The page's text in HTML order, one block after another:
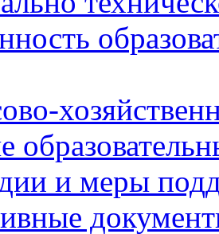
и меры